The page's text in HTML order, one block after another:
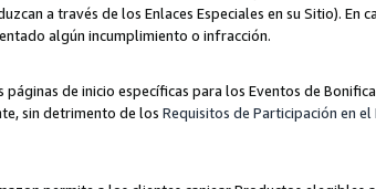
a través de los Enlaces Especiales en su Sitio).
algún incumplimiento o infracción.
páginas de inicio específicas para los Eventos de
sin detrimento de los Requisitos de Participación en